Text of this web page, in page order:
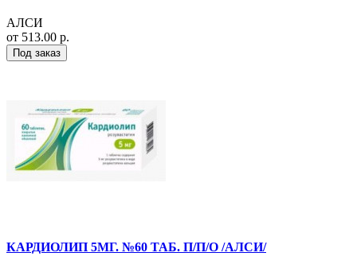
АЛСИ
от 513.00 р.
Под заказ
КАРДИОЛИП 5МГ. №60 ТАБ. П/П/О /АЛСИ/